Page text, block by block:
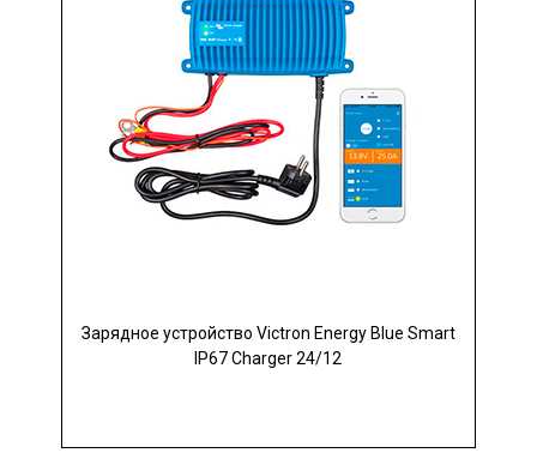
Зарядное устройство Victron Energy Blue Smart
IP67 Charger 24/12